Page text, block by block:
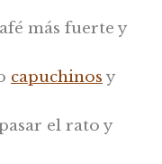
más fuerte y
capuchinos y
el rato y